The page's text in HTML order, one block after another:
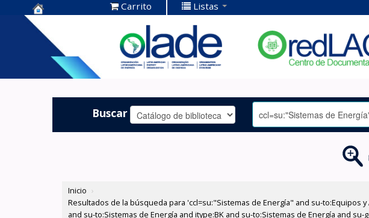
Centro de
Documentación
OLADE -
Carrito Listas
Buscar
Inicio ›
Resultados de la búsqueda para 'ccl=su:"Sistemas de Energía" and su-to:Equipos y
and su-to:Sistemas de Energía and itype:BK and su-to:Sistemas de Energía and